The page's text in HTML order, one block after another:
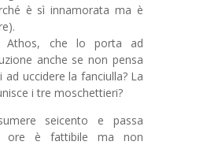
è sì innamorata ma è
Athos, che lo porta ad
anche se non pensa
ad uccidere la fanciulla? La
i tre moschettieri?
seicento e passa
ore è fattibile ma non